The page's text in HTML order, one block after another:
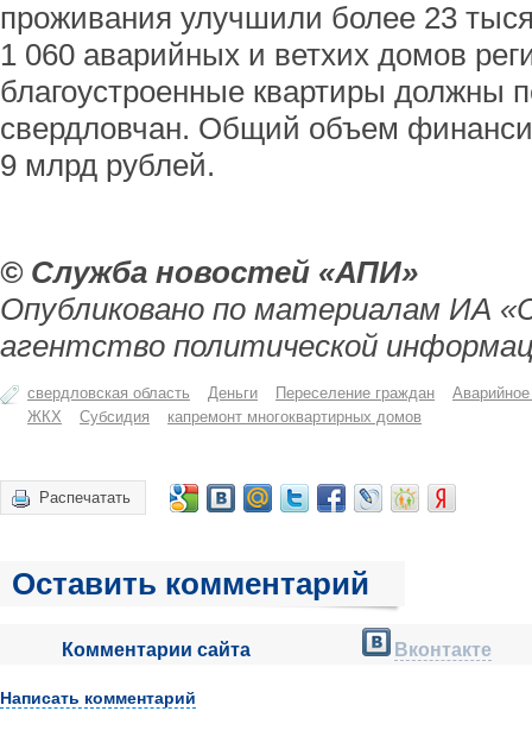
проживания улучшили более 23
1 060 аварийных и ветхих домов
благоустроенные квартиры должны
свердловчан. Общий объем
9 млрд рублей.
© Служба новостей «АПИ»
Опубликовано по материалам ИА
агентство политической
свердловская область Деньги Переселение граждан
ЖКХ
Субсидия капремонт многоквартирных домов
Распечатать
Оставить комментарий
Комментарии сайта Вконтакте
Написать комментарий